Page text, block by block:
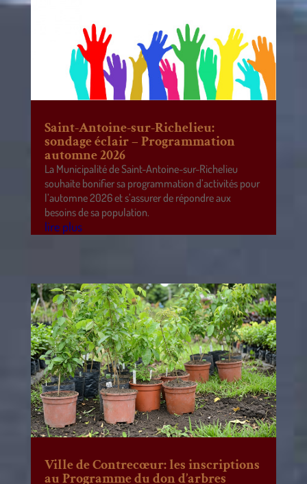
Saint-Antoine-sur-Richelieu:
sondage éclair – Programmation
automne 2026
La Municipalité de Saint-Antoine-sur-Richelieu
souhaite bonifier sa programmation d’activités pour
l’automne 2026 et s’assurer de répondre aux
besoins de sa population.
lire plus
Ville de Contrecœur: les inscriptions
au Programme du don d’arbres